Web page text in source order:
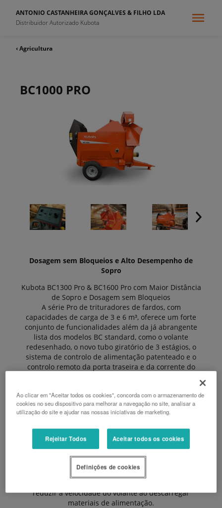
ANTONIO CASTANHEIRA GONÇALVES & FILHO LDA
Distribuidor Autorizado Kubota
‹ Agricultura
BC1000 PRO
Dosagem sem Bloqueios e Alto Desempenho de
Sopro
Kubota BC1300 Pro & BC1600 Pro com Maior Distância
de Sopro e Dosagem sem Bloqueios
A série Pro de trituradores de fardos, com
capacidades de carga de 3 e 6 m³, oferece um forte
conjunto de funcionalidades além da já abrangente
lista dos modelos BC standard, como o volante
redesenhado, o novo tubo giratório de 3 estágios, o
sistema de controlo de alimentação patenteado e o
controlo remoto da porta traseira e da corrente do
As Vantagens:
• Câmara de 3 e 6 m³.
• Distância de sopro até 25 m.
Design sem Bloqueios.
• Configuração exclusiva tambor-faca para manusear
uma grande variedade de materiais.
reduzir a velocidade do volante ao descarregar
materiais de alimentação.
Ao clicar em "Aceitar todos os cookies", concorda com o armazenamento de
cookies no seu dispositivo para melhorar a navegação no site, analisar a
utilização do site e ajudar nas nossas iniciativas de marketing.
Rejeitar Todos Aceitar todos os cookies
Definições de cookies